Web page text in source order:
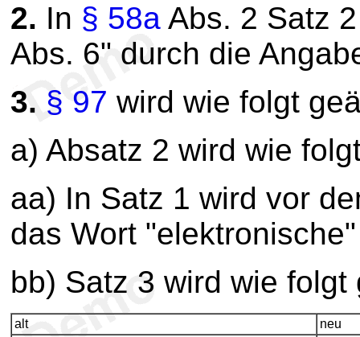
2. In § 58a Abs. 2 Satz
Abs. 6" durch die
3. § 97 wird wie folgt
a) Absatz 2 wird wie
aa) In Satz 1 wird vor
das Wort
bb) Satz 3 wird wie folgt
alt neu